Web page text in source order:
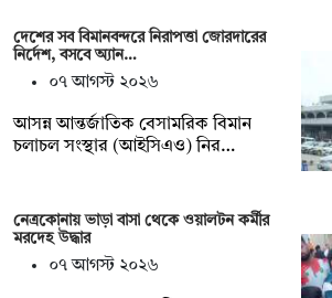
দেশের সব বিমানবন্দরে নিরাপত্তা জোরদারের
নির্দেশ, বসবে অ্যান…
০৭ আগস্ট ২০২৬
আসন্ন আন্তর্জাতিক বেসামরিক বিমান
চলাচল সংস্থার (আইসিএও) নির…
নেত্রকোনায় ভাড়া বাসা থেকে ওয়ালটন কর্মীর
মরদেহ উদ্ধার
০৭ আগস্ট ২০২৬